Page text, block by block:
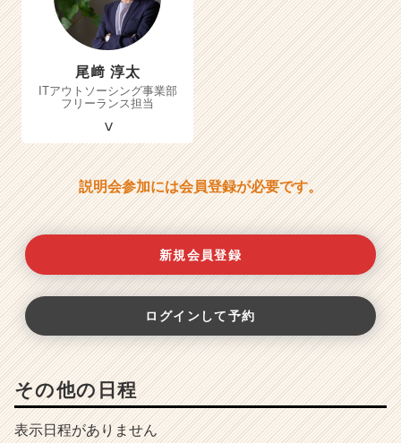
尾﨑 淳太
ITアウトソーシング事業部
フリーランス担当
説明会参加には会員登録が必要です。
新規会員登録
ログインして予約
その他の日程
表示日程がありません